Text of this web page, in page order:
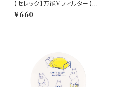
【セレック】万能Vフィルター【C-
V-2WM】
¥660